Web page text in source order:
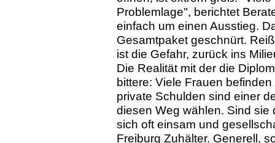
Problemlage", berichtet
einfach um einen Ausstieg.
Gesamtpaket geschnürt.
ist die Gefahr, zurück ins
Die Realität mit der die
bittere: Viele Frauen
private Schulden sind einer
diesen Weg wählen. Sind sie
sich oft einsam und
Freiburg Zuhälter. Generell,